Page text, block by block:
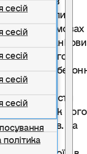
сесій
сесій
сесій
сесій
сесій
утримували
в умовах
та
останнього
терористи
внаслідок чого
За
воїнів